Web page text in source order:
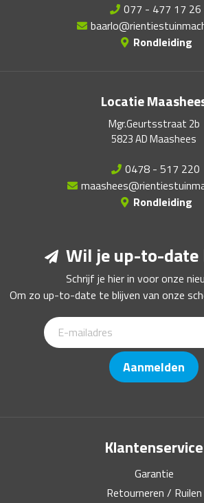
077 - 477 17 26
Rondleiding
Locatie
Mgr.Geurtsstraat 2b
5823 AD Maashees
0478 - 517 220
Rondleiding
Wil je up-to-date
Schrijf je hier in voor onze
Om zo up-to-date te blijven van onze
Aanmelden
Klantenservice
Garantie
Retourneren / Ruilen